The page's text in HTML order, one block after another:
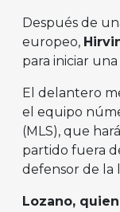
Después de
europeo,
para iniciar
El delantero
el equipo
(MLS), que
partido fuera
defensor de la
Lozano,